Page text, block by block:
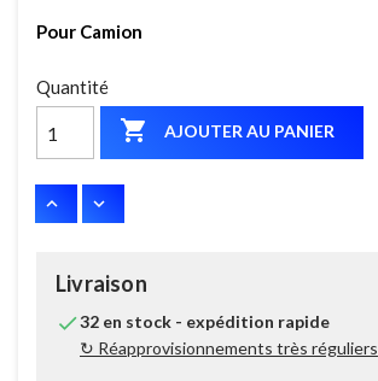
Pour Camion
Quantité
 AJOUTER AU PANIER
Livraison
32 en stock - expédition rapide
↻ Réapprovisionnements très réguliers